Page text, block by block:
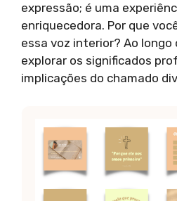
expressão; é uma
enriquecedora. Por que
essa voz interior? Ao
explorar os significados
implicações do chamado